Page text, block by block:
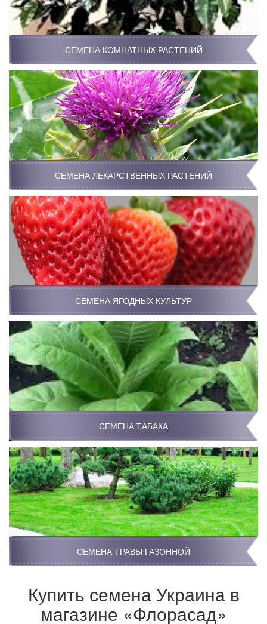
СЕМЕНА КОМНАТНЫХ РАСТЕНИЙ
СЕМЕНА ЛЕКАРСТВЕННЫХ РАСТЕНИЙ
СЕМЕНА ЯГОДНЫХ КУЛЬТУР
СЕМЕНА ТАБАКА
СЕМЕНА ТРАВЫ ГАЗОННОЙ
Купить семена Украина в
магазине «Флорасад»